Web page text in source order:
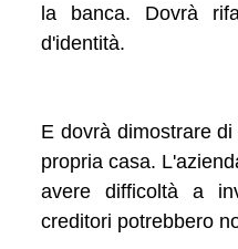
la banca. Dovrà
d'identità.
E dovrà dimostrare
propria casa.
avere difficoltà a
creditori potrebbero